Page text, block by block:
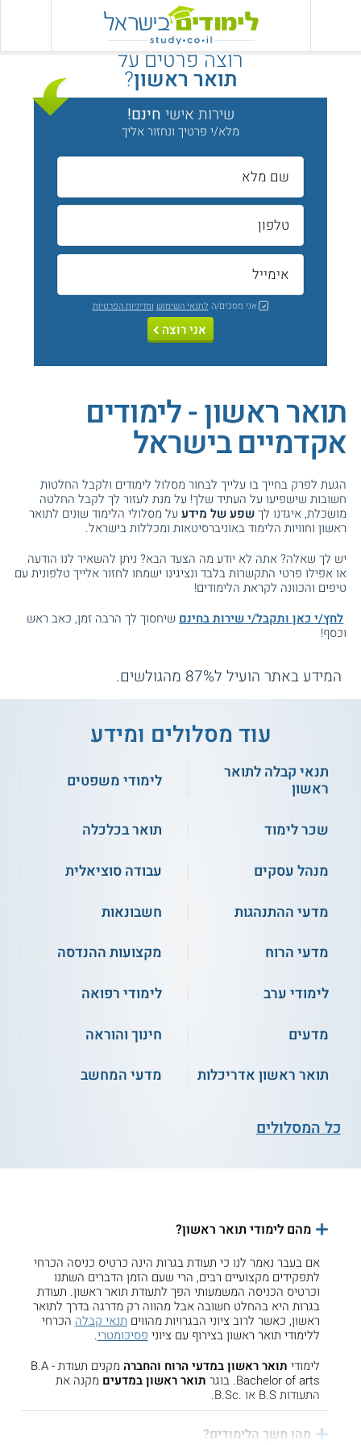
תואר ראשון - לימודים
אקדמיים בישראל
הגעת לפרק בחייך בו עלייך לבחור מסלול לימודים ולקבל החלטות
חשובות שישפיעו על העתיד שלך! על מנת לעזור לך לקבל החלטה
מושכלת, איגדנו לךשפע של מידעעל מסלולי הלימוד שונים לתואר
ראשון וחוויות הלימוד באוניברסיטאות ומכללות בישראל.
יש לך שאלה? אתה לא יודע מה הצעד הבא? ניתן להשאיר לנו הודעה
או אפילו פרטי התקשרות בלבד ונציגינו ישמחו לחזור אלייך טלפונית עם
טיפים והכוונה לקראת הלימודים!
לחץ/י כאן ותקבל/י שירות בחינם שיחסוך לך הרבה זמן, כאב ראש
וכסף!
המידע באתר הועיל ל87% מהגולשים.
רוצה פרטים על
תואר ראשון?
שירות אישי חינם!
מלא/י פרטיך ונחזור אליך
אני מסכים/ה לתנאי השימוש ומדיניות הפרטיות
אני רוצה
עוד מסלולים ומידע
תנאי קבלה לתואר
ראשון
לימודי משפטים
שכר לימוד
תואר בכלכלה
מנהל עסקים
עבודה סוציאלית
מדעי ההתנהגות
חשבונאות
מדעי הרוח
מקצועות ההנדסה
לימודי ערב
לימודי רפואה
מדעים
חינוך והוראה
תואר ראשון אדריכלות
מדעי המחשב
כל המסלולים
מהם לימודי תואר ראשון?
אם בעבר נאמר לנו כי תעודת בגרות הינה כרטיס כניסה הכרחי
לתפקידים מקצועיים רבים, הרי שעם הזמן הדברים השתנו
וכרטיס הכניסה המשמעותי הפך לתעודת תואר ראשון. תעודת
בגרות היא בהחלט חשובה אבל מהווה רק מדרגה בדרך לתואר
ראשון, כאשר לרוב ציוני הבגרויות מהווים תנאי קבלה הכרחי
ללימודי תואר ראשון בצירוף עם ציוני פסיכומטרי.
לימודי תואר ראשון במדעי הרוח והחברה
מקנים תעודת B.A -
Bachelor of arts. בוגר
תואר ראשון במדעים מקנה את
התעודות B.S או B.Sc.‎.
מהו משך הלימודים?